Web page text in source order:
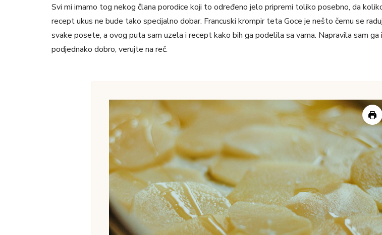
Svi mi imamo tog nekog člana porodice koji to određeno jelo pripremi toliko posebno, da
recept ukus ne bude tako specijalno dobar. Francuski krompir teta Goce je nešto čemu se
svake posete, a ovog puta sam uzela i recept kako bih ga podelila sa vama. Napravila sam ga
podjednako dobro, verujte na reč.